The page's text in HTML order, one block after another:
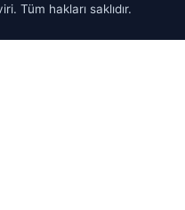
Tüm hakları saklıdır.